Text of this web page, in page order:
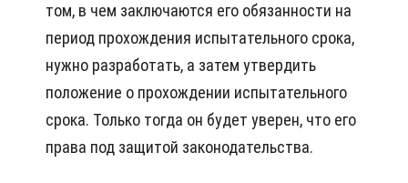
том, в чем заключаются его обязанности на
период прохождения испытательного срока,
нужно разработать, а затем утвердить
положение о прохождении испытательного
срока. Только тогда он будет уверен, что его
права под защитой законодательства.